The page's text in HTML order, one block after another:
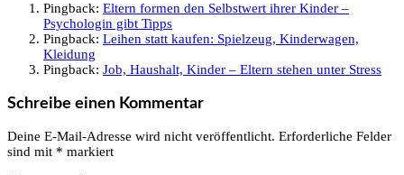
Pingback: Eltern formen den Selbstwert ihrer Kinder –
Psychologin gibt Tipps
Pingback: Leihen statt kaufen: Spielzeug, Kinderwagen,
Kleidung
Pingback: Job, Haushalt, Kinder – Eltern stehen unter Stress
Schreibe einen Kommentar
Deine E-Mail-Adresse wird nicht veröffentlicht. Erforderliche Felder
sind mit * markiert